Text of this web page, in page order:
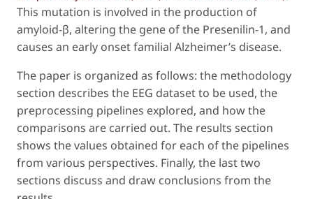
This mutation is involved in the production of
amyloid-β, altering the gene of the Presenilin-1, and
causes an early onset familial Alzheimer’s disease.
The paper is organized as follows: the methodology
section describes the EEG dataset to be used, the
preprocessing pipelines explored, and how the
comparisons are carried out. The results section
shows the values obtained for each of the pipelines
from various perspectives. Finally, the last two
sections discuss and draw conclusions from the